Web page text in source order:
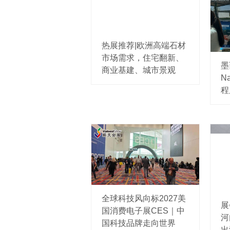
热展推荐|欧洲高端石材
市场需求，住宅翻新、
商业基建、城市景观
全球科技风向标2027美
国消费电子展CES｜中
国科技品牌走向世界